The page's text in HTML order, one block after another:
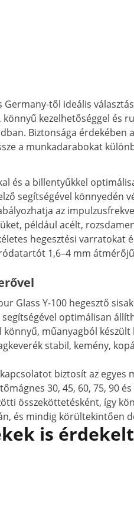
től ideális
kezelhetőséggel és
Biztonsága érdekében
a munkadarabokat
és a billentyűkkel
segítségével könnyedén
az
például acélt,
hegesztési varratokat
1,6–4 mm
Glass Y-100 hegesztő
optimálisan
műanyagból készült
stabil, kemény,
biztosít az egyes
30, 45, 60, 75, 90 és
összeköttetésként, így
és mindig körültekintően
is